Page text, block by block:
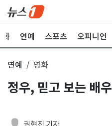
화 연예 스포츠 오피니언
연예 영화
정우, 믿고 보는 배우